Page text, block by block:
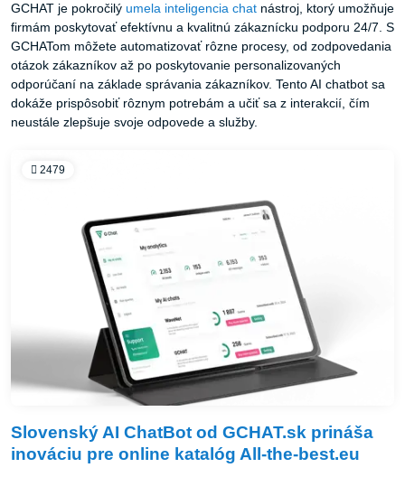
GCHAT je pokročilý umela inteligencia chat nástroj, ktorý umožňuje
firmám poskytovať efektívnu a kvalitnú zákaznícku podporu 24/7. S
GCHATom môžete automatizovať rôzne procesy, od zodpovedania
otázok zákazníkov až po poskytovanie personalizovaných
odporúčaní na základe správania zákazníkov. Tento AI chatbot sa
dokáže prispôsobiť rôznym potrebám a učiť sa z interakcií, čím
neustále zlepšuje svoje odpovede a služby.
2479
Slovenský AI ChatBot od GCHAT.sk prináša
inováciu pre online katalóg All-the-best.eu